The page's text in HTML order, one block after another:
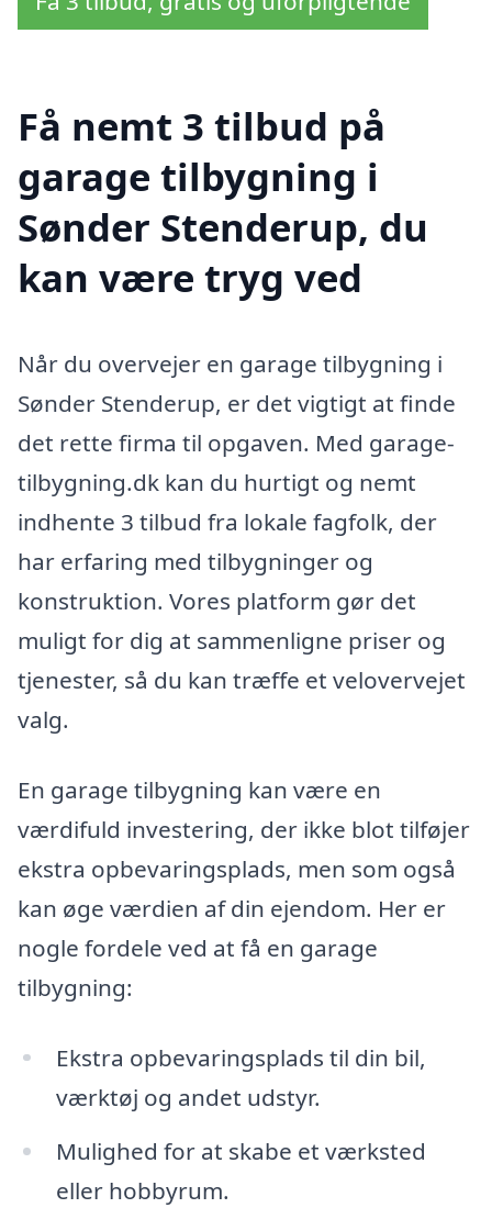
Få nemt 3 tilbud på
garage tilbygning i
Sønder Stenderup, du
kan være tryg ved
Når du overvejer en garage tilbygning i
Sønder Stenderup, er det vigtigt at finde
det rette firma til opgaven. Med garage-
tilbygning.dk kan du hurtigt og nemt
indhente 3 tilbud fra lokale fagfolk, der
har erfaring med tilbygninger og
konstruktion. Vores platform gør det
muligt for dig at sammenligne priser og
tjenester, så du kan træffe et velovervejet
valg.
En garage tilbygning kan være en
værdifuld investering, der ikke blot tilføjer
ekstra opbevaringsplads, men som også
kan øge værdien af din ejendom. Her er
nogle fordele ved at få en garage
tilbygning:
Ekstra opbevaringsplads til din bil,
værktøj og andet udstyr.
Mulighed for at skabe et værksted
eller hobbyrum.